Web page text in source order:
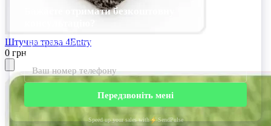
Штучна трава 4Entry
0 грн